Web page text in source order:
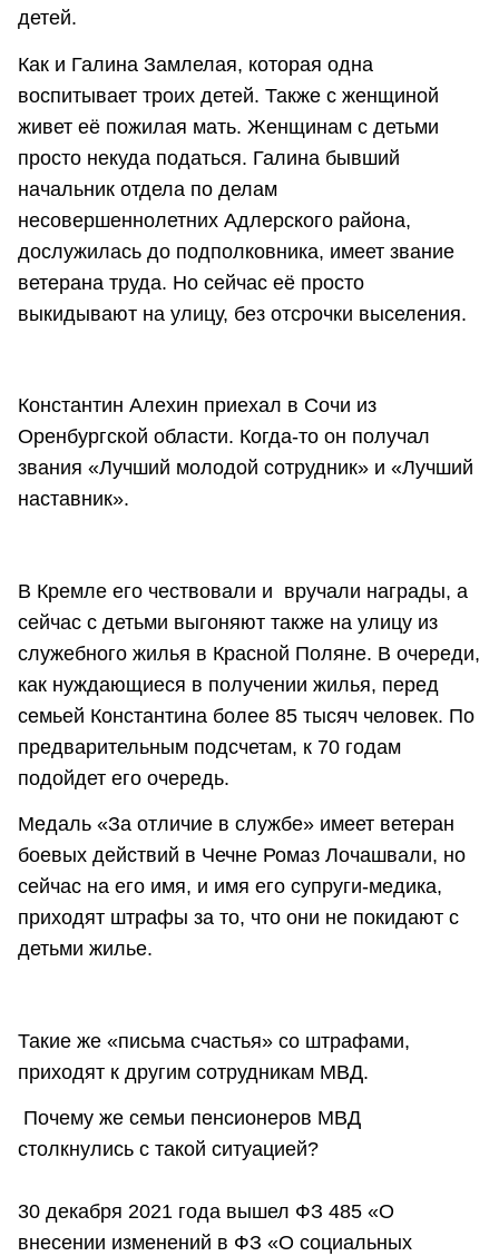
детей.
Как и Галина Замлелая, которая одна
воспитывает троих детей. Также с женщиной
живет её пожилая мать. Женщинам с детьми
просто некуда податься. Галина бывший
начальник отдела по делам
несовершеннолетних Адлерского района,
дослужилась до подполковника, имеет звание
ветерана труда. Но сейчас её просто
выкидывают на улицу, без отсрочки выселения.
Константин Алехин приехал в Сочи из
Оренбургской области. Когда-то он получал
звания «Лучший молодой сотрудник» и «Лучший
наставник».
В Кремле его чествовали и вручали награды, а
сейчас с детьми выгоняют также на улицу из
служебного жилья в Красной Поляне. В очереди,
как нуждающиеся в получении жилья, перед
семьей Константина более 85 тысяч человек. По
предварительным подсчетам, к 70 годам
подойдет его очередь.
Медаль «За отличие в службе» имеет ветеран
боевых действий в Чечне Ромаз Лочашвали, но
сейчас на его имя, и имя его супруги-медика,
приходят штрафы за то, что они не покидают с
детьми жилье.
Такие же «письма счастья» со штрафами,
приходят к другим сотрудникам МВД.
Почему же семьи пенсионеров МВД
столкнулись с такой ситуацией?
30 декабря 2021 года вышел ФЗ 485 «О
внесении изменений в ФЗ «О социальных